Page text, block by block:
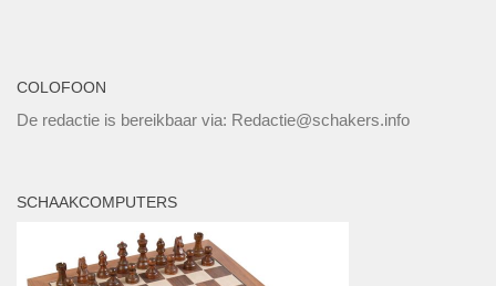
COLOFOON
De redactie is bereikbaar via: Redactie@schakers.info
SCHAAKCOMPUTERS